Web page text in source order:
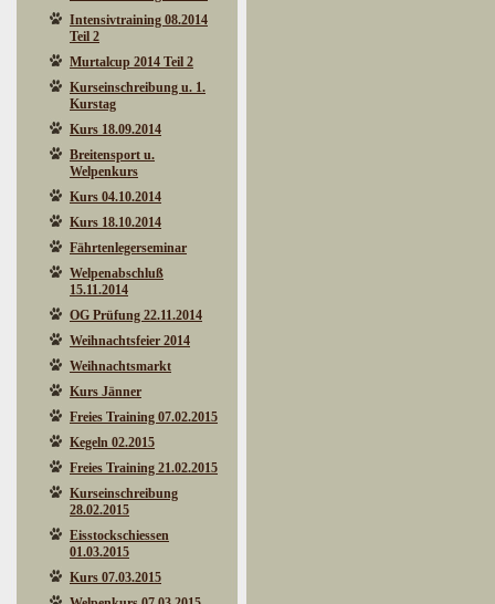
Intensivtraining 08.2014
Teil 2
Murtalcup 2014 Teil 2
Kurseinschreibung u. 1.
Kurstag
Kurs 18.09.2014
Breitensport u.
Welpenkurs
Kurs 04.10.2014
Kurs 18.10.2014
Fährtenlegerseminar
Welpenabschluß
15.11.2014
OG Prüfung 22.11.2014
Weihnachtsfeier 2014
Weihnachtsmarkt
Kurs Jänner
Freies Training 07.02.2015
Kegeln 02.2015
Freies Training 21.02.2015
Kurseinschreibung
28.02.2015
Eisstockschiessen
01.03.2015
Kurs 07.03.2015